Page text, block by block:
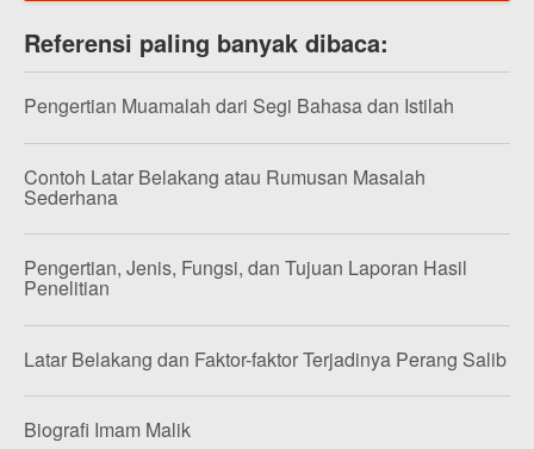
Referensi paling banyak dibaca:
Pengertian Muamalah dari Segi Bahasa dan Istilah
Contoh Latar Belakang atau Rumusan Masalah
Sederhana
Pengertian, Jenis, Fungsi, dan Tujuan Laporan Hasil
Penelitian
Latar Belakang dan Faktor-faktor Terjadinya Perang Salib
Biografi Imam Malik